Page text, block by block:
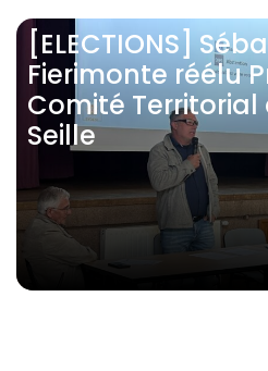
[ELECTIONS]
Fierimonte réélu
Comité Territorial
Seille